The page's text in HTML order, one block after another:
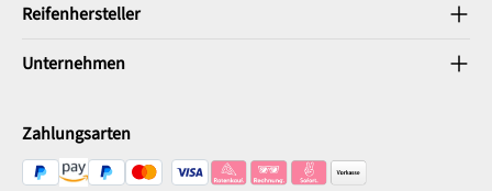
Reifenhersteller
Unternehmen
Zahlungsarten